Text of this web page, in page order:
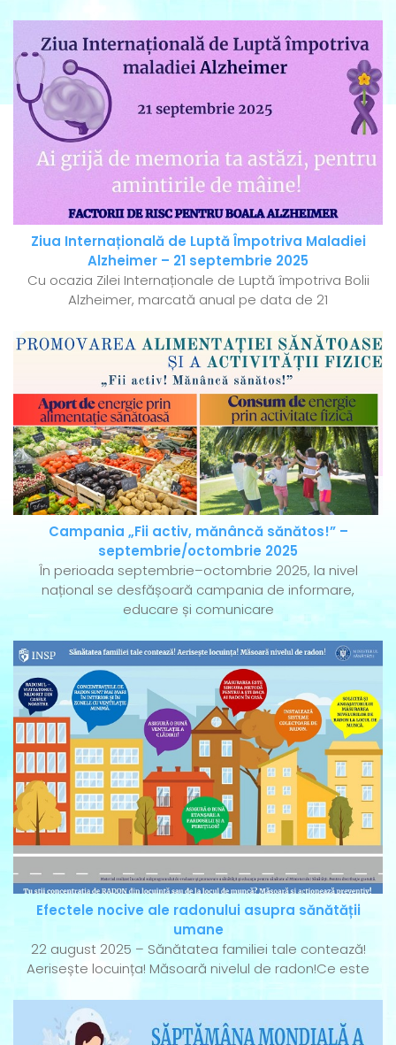
Ziua Internațională de Luptă Împotriva Maladiei
Alzheimer – 21 septembrie 2025
Cu ocazia Zilei Internaționale de Luptă împotriva Bolii
Alzheimer, marcată anual pe data de 21
Campania „Fii activ, mănâncă sănătos!” –
septembrie/octombrie 2025
În perioada septembrie–octombrie 2025, la nivel
național se desfășoară campania de informare,
educare și comunicare
Efectele nocive ale radonului asupra sănătății
umane
22 august 2025 – Sănătatea familiei tale contează!
Aerisește locuința! Măsoară nivelul de radon!Ce este